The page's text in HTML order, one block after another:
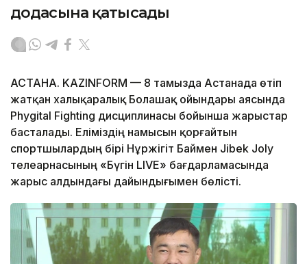
додасына қатысады
АСТАНА. KAZINFORM — 8 тамызда Астанада өтіп
жатқан халықаралық Болашақ ойындары аясында
Phygital Fighting дисциплинасы бойынша жарыстар
басталады. Еліміздің намысын қорғайтын
спортшылардың бірі Нұржігіт Баймен Jibek Joly
телеарнасының «Бүгін LIVE» бағдарламасында
жарыс алдындағы дайындығымен бөлісті.